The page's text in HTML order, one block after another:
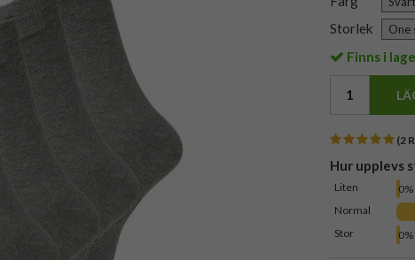
Storlek
Finns i
(2
Hur upplevs
Liten
0%
Normal
Stor
0%